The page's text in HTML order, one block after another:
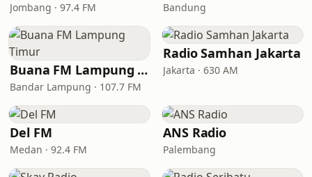
Jombang · 97.4 FM Bandung
Buana FM Lampung Timur
Bandar Lampung · 107.7 FM
Radio Samhan Jakarta
Jakarta · 630 AM
Del FM
Medan · 92.4 FM
ANS Radio
Palembang